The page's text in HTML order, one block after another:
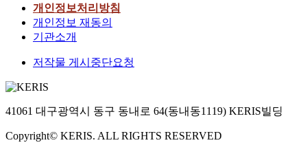
개인정보처리방침
개인정보 재동의
기관소개
저작물 게시중단요청
41061 대구광역시 동구 동내로 64(동내동1119) KERIS빌딩
Copyright© KERIS. ALL RIGHTS RESERVED